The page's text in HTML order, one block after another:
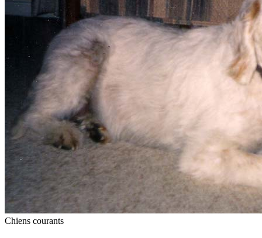
Chiens courants